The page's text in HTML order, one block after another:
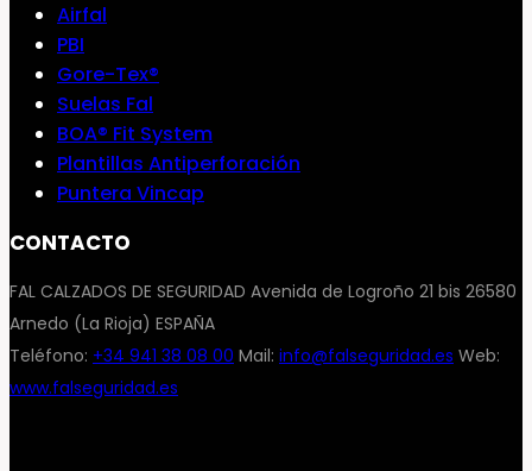
Airfal
PBI
Gore-Tex®
Suelas Fal
BOA® Fit System
Plantillas Antiperforación
Puntera Vincap
CONTACTO
FAL CALZADOS DE SEGURIDAD Avenida de Logroño 21 bis 26580
Arnedo (La Rioja) ESPAÑA
Teléfono: +34 941 38 08 00 Mail: info@falseguridad.es Web:
www.falseguridad.es